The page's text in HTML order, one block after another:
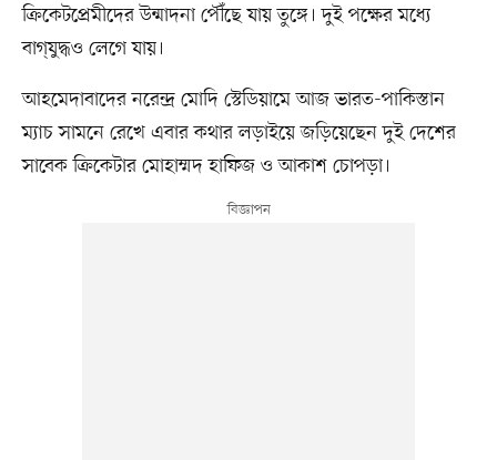
ক্রিকেটপ্রেমীদের উন্মাদনা পৌঁছে যায় তুঙ্গে। দুই পক্ষের মধ্যে
বাগ্‌যুদ্ধও লেগে যায়।
আহমেদাবাদের নরেন্দ্র মোদি স্টেডিয়ামে আজ ভারত-পাকিস্তান
ম্যাচ সামনে রেখে এবার কথার লড়াইয়ে জড়িয়েছেন দুই দেশের
সাবেক ক্রিকেটার মোহাম্মদ হাফিজ ও আকাশ চোপড়া।